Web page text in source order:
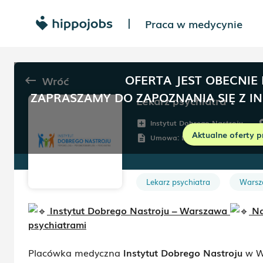
| Praca w medycynie
OFERTA JEST
ZAPRASZAMY DO ZAPOZNANIA SIĘ Z
Aktualne oferty
keyboard_backspace Wróć
Lekarz psychiatra
add_box Instytut Dobrego Nastroju
description Umowa: Dowolna
Lekarz psychiatra
Instytut Dobrego Nastroju – Warszawa
psychiatrami
Placówka medyczna Instytut Dobrego Nastroju w